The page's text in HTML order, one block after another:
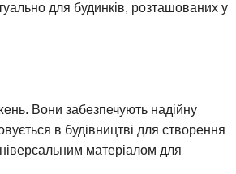
для будинків, розташованих у
Вони забезпечують надійну
в будівництві для створення
матеріалом для